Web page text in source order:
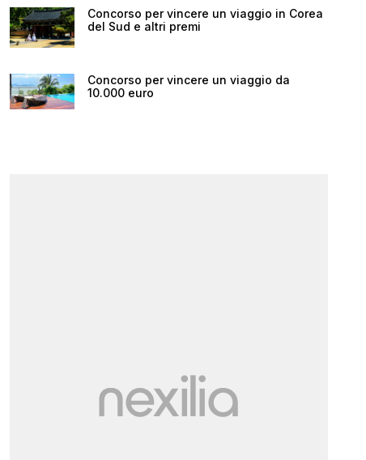
Concorso per vincere un viaggio in Corea
del Sud e altri premi
Concorso per vincere un viaggio da
10.000 euro